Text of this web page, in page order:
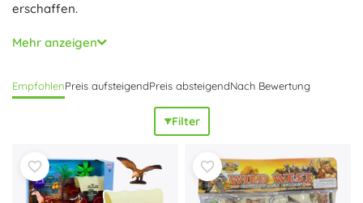
erschaffen.
Jede indianische Spielfigur wird mit Blick auf
Verarbeitungund
Standpositionen sorgen dafür, dass die Figurenrealistisch
wirken; als Miniaturen der Indianer eignen sie sich ideal
zum Spielen, Sammeln und für Dioramen. Indianer-Figuren
lassen sich leicht mit Western-Zubehör wie Tipis,
Lagerfeuern oder Pferden kombinieren. Indianer-Figuren
fördernkreatives Spiel, entwickeln dieVorstellungskraft
und bieten einenpädagogischen Mehrwert– Kinder
Mehr anzeigen
EmpfohlenPreis aufsteigendPreis absteigendNach Bewertung
Filter